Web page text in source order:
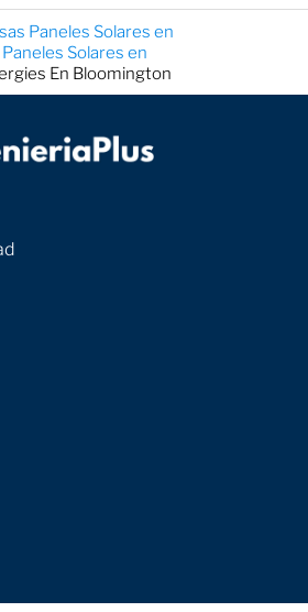
Paneles Solares en
Solares en
En Bloomington